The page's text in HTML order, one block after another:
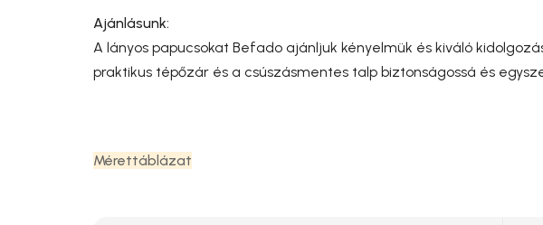
Ajánlásunk:
A lányos papucsokat Befado ajánljuk kényelmük és kiváló
praktikus tépőzár és a csúszásmentes talp biztonságossá és
Mérettáblázat